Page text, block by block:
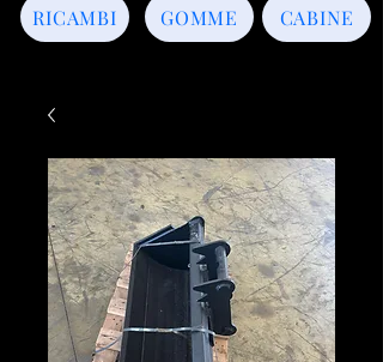
CABINE
GOMME
RICAMBI